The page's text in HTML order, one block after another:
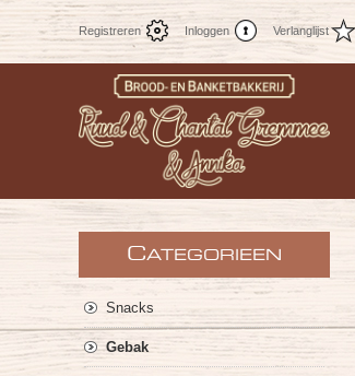
Registreren Inloggen Verlanglijst
CATEGORIEEN
Snacks
Gebak